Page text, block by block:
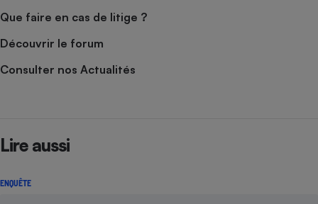
Que faire en cas de litige ?
Découvrir le forum
Consulter nos Actualités
Lire aussi
ENQUÊTE